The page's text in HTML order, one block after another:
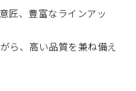
匠、豊富なラインアッ
ら、高い品質を兼ね備え